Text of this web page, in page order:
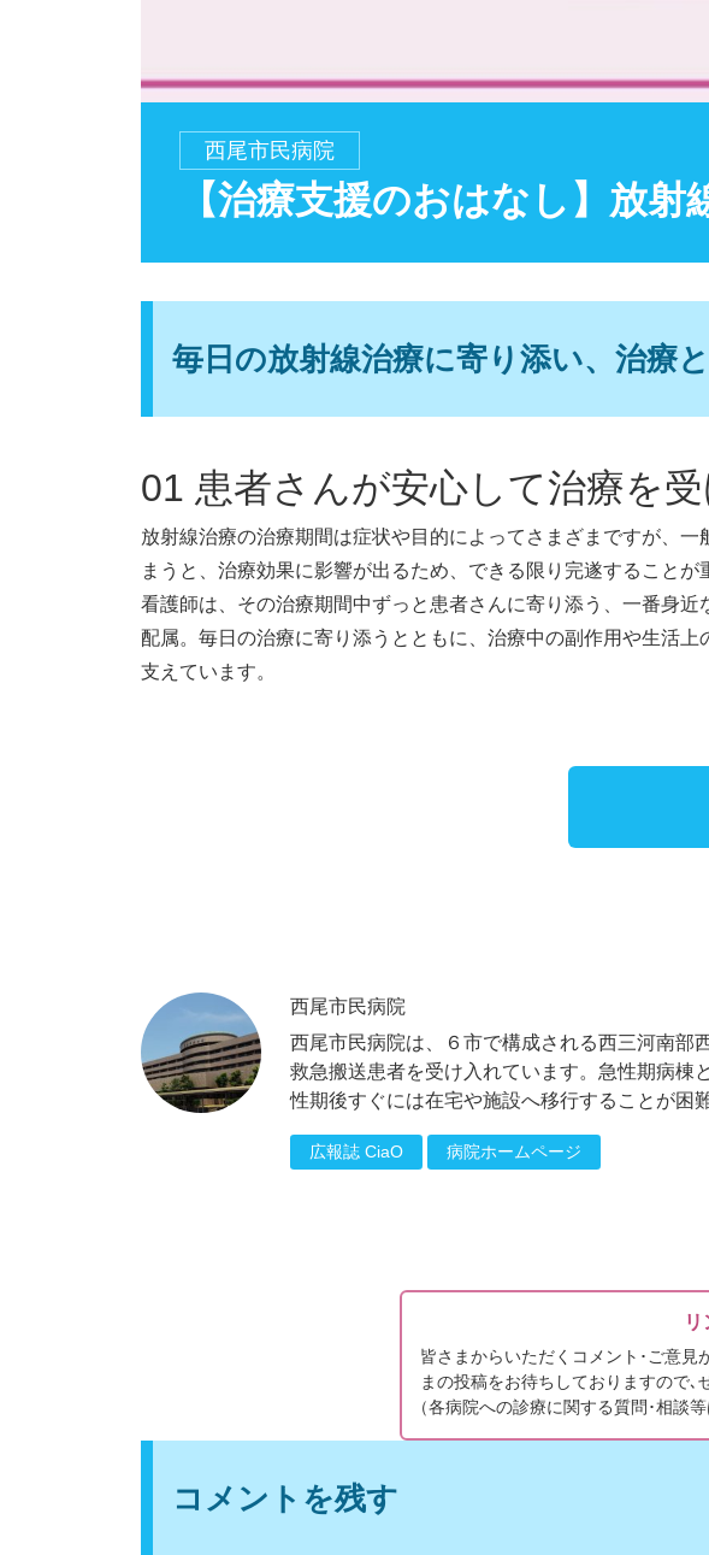
西尾市民病院
【治療支援のおはなし】放射
毎日の放射線治療に寄り添い、治療
01 患者さんが安心して治療を
放射線治療の治療期間は症状や目的によってさまざまですが、
まうと、治療効果に影響が出るため、できる限り完遂することが
看護師は、その治療期間中ずっと患者さんに寄り添う、一番身
配属。毎日の治療に寄り添うとともに、治療中の副作用や生活
支えています。
西尾市民病院
西尾市民病院は、６市で構成される西三河南部
救急搬送患者を受け入れています。急性期病棟
性期後すぐには在宅や施設へ移行することが困
広報誌 CiaO 病院ホームページ
皆さまからいただくコメント･ご意見
まの投稿をお待ちしておりますので､
（各病院への診療に関する質問･相談
コメントを残す